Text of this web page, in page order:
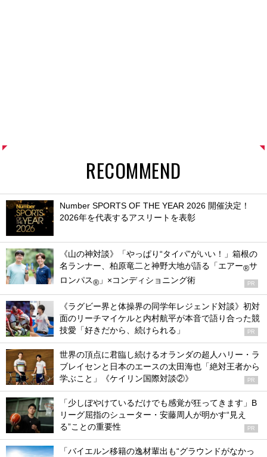
RECOMMEND
Number SPORTS OF THE YEAR 2026 開催決定！
2026年を代表するアスリートを表彰
《山の神対談》「やっぱり“タイパ”がいい！」箱根の
名ランナー、柏原竜二と神野大地が語る「エアー®サ
ロンパス® 」×コンディショニング術 PR
《ラグビー界と体操界の同学年レジェンド対談》初対
面のリーチマイケルと内村航平が本音で語り合った競
技愛「好きだから、続けられる」
PR
世界の頂点に君臨し続けるオランダの超人ハリー・ラ
ブレイセンと日本のエースの太田海也「絶対王者から
学ぶこと」《ケイリン国際対談②》
PR
「少しぼやけているだけでも感覚が狂ってきます」B
リーグ屈指のシューター・安藤周人が明かす“見え
る”ことの重要性
PR
「バイエルン移籍の逸材輩出も“グラウンドがなかっ